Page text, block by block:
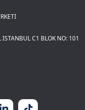
ISTANBUL C1 BLOK NO: 101